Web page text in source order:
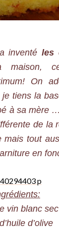
inventéles
maison,
On
je tiens la
à sa mère
de la
tout
en
vin blanc sec
d’olive